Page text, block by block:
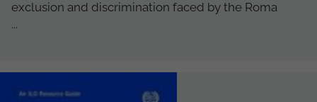
exclusion and discrimination faced by the Roma
...